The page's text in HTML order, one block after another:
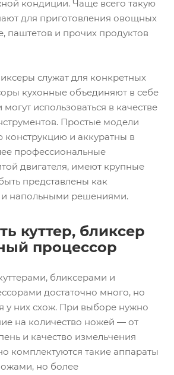
кондиции. Чаще всего такую
для приготовления овощных
паштетов и прочих продуктов
служат для конкретных
кухонные объединяют в себе
использоваться в качестве
Простые модели
и аккуратны в
профессиональные
двигателя, имеют крупные
представлены как
и напольными решениями.
куттер, бликсер
процессор
бликсерами и
достаточно много, но
у них схож. При выборе нужно
на количество ножей — от
и качество измельчения
комплектуются такие аппараты
но более